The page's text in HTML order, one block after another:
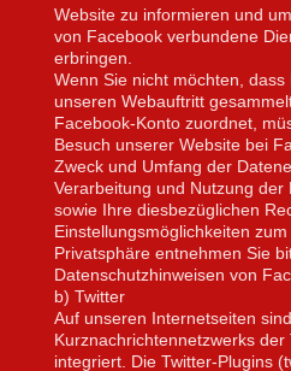
Website zu informieren und
von Facebook verbundene
erbringen.
Wenn Sie nicht möchten,
unseren Webauftritt
Facebook-Konto zuordnet,
Besuch unserer Website bei
Zweck und Umfang der
Verarbeitung und Nutzung
sowie Ihre diesbezüglichen
Einstellungsmöglichkeiten
Privatsphäre entnehmen Sie
Datenschutzhinweisen von
b) Twitter
Auf unseren Internetseiten
Kurznachrichtennetzwerks der
integriert. Die Twitter-Plugins